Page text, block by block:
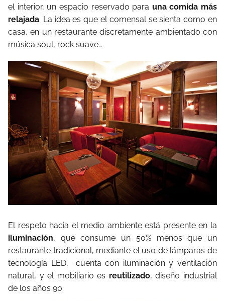
el interior, un espacio reservado para una comida más
relajada. La idea es que el comensal se sienta como en
casa, en un restaurante discretamente ambientado con
música soul, rock suave…
El respeto hacia el medio ambiente está presente en la
iluminación, que consume un 50% menos que un
restaurante tradicional, mediante el uso de lámparas de
tecnología LED, cuenta con iluminación y ventilación
natural, y el mobiliario es reutilizado, diseño industrial
de los años 90.